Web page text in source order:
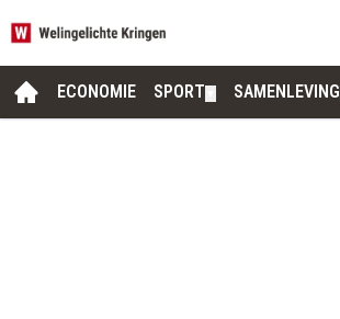
ECONOMIE SPORT SAMENLEVING